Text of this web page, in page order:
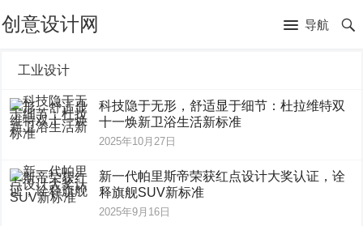
创意设计网 导航
工业设计
科技隐于无形，舒适显于细节：杜拉维特双
十一焕新卫浴生活新标准
2025年10月27日
新一代帕里斯帝荣获红点设计大奖认证，诠
释旗舰SUV新标准
2025年9月16日